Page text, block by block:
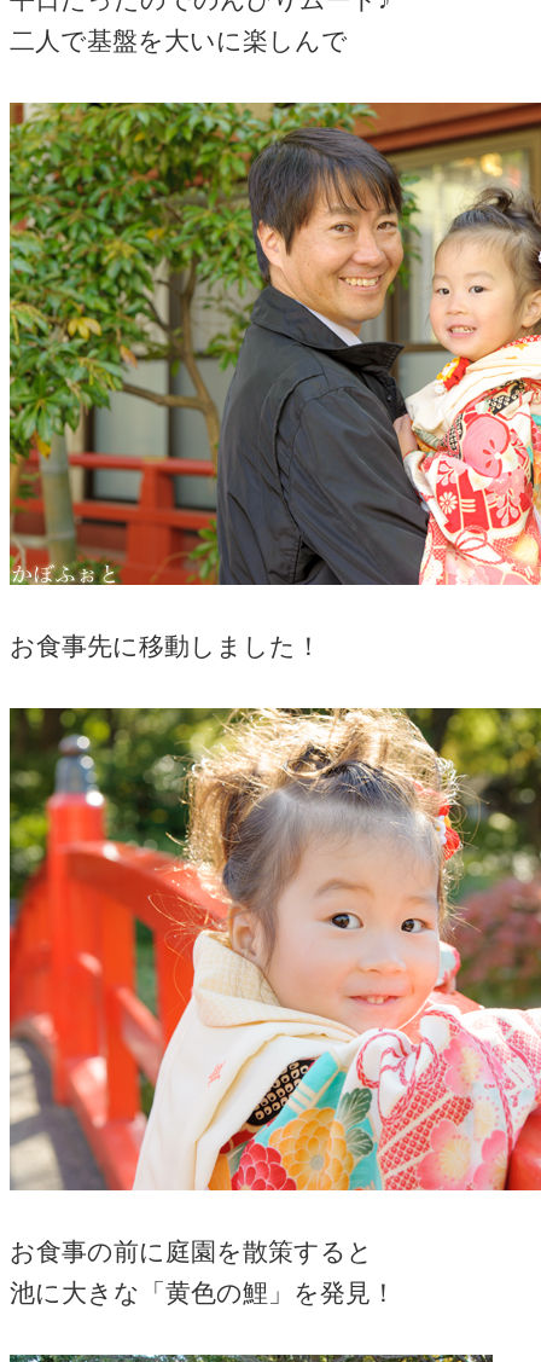
二人で基盤を大いに楽しんで
お食事先に移動しました！
お食事の前に庭園を散策すると
池に大きな「黄色の鯉」を発見！